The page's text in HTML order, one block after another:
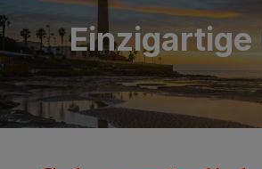
Einzigartige